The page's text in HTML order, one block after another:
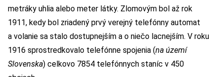
metráky uhlia alebo meter látky. Zlomovým bol až rok
1911, kedy bol zriadený prvý verejný telefónny automat
a volanie sa stalo dostupnejším a o niečo lacnejším. V roku
1916 sprostredkovalo telefónne spojenia (na území
Slovenska) celkovo 7854 telefónnych staníc v 450